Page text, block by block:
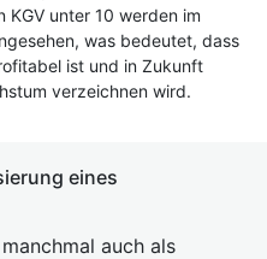
KGV unter 10 werden im
was bedeutet, dass
ist und in Zukunft
verzeichnen wird.
eines
auch als